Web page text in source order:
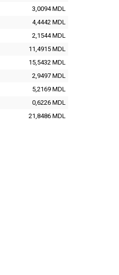
3,0094 MDL
4,4442 MDL
2,1544 MDL
11,4915 MDL
15,5432 MDL
2,9497 MDL
5,2169 MDL
0,6226 MDL
21,8486 MDL